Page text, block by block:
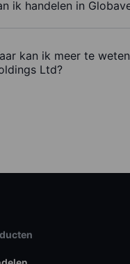
ik handelen in
kan ik meer te
Ltd?